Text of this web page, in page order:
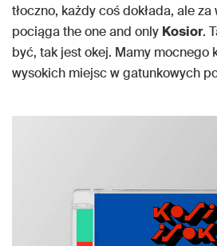
tłoczno, każdy coś dokłada, ale
pociąga the one and only Kosior.
być, tak jest okej. Mamy mocnego
wysokich miejsc w gatunkowych